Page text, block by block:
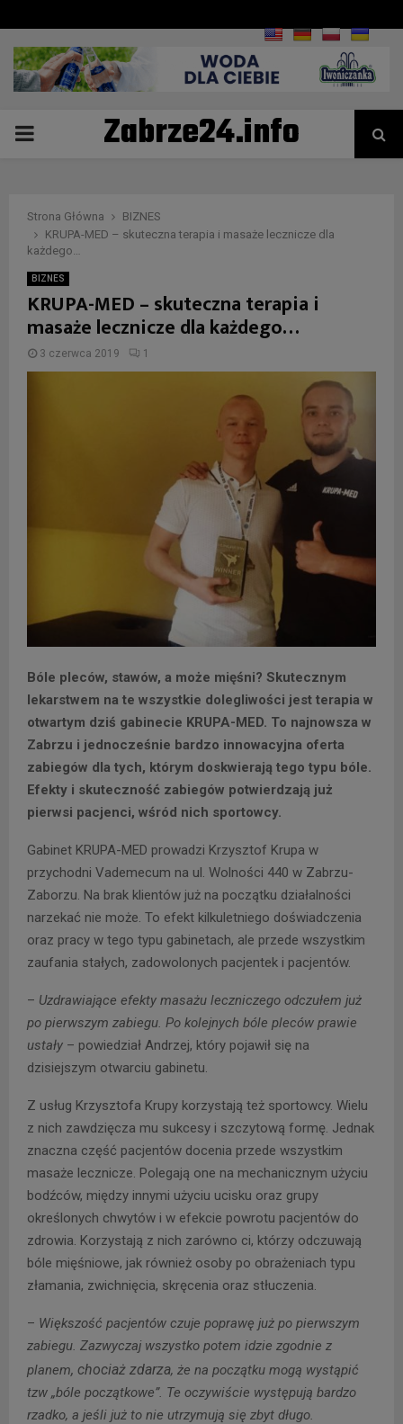
PRIMARYZabrze24.info
Strona Główna
BIZNES
KRUPA-MED – skuteczna terapia i masaże lecznicze dla
każdego…
BIZNES
KRUPA-MED – skuteczna terapia i
masaże lecznicze dla każdego…
3 czerwca 2019 1
Bóle pleców, stawów, a może mięśni? Skutecznym
lekarstwem na te wszystkie dolegliwości jest terapia w
otwartym dziś gabinecie KRUPA-MED. To najnowsza w
Zabrzu i jednocześnie bardzo innowacyjna oferta
zabiegów dla tych, którym doskwierają tego typu bóle.
Efekty i skuteczność zabiegów potwierdzają już
pierwsi pacjenci, wśród nich sportowcy.
Gabinet KRUPA-MED prowadzi Krzysztof Krupa w
przychodni Vademecum na ul. Wolności 440 w Zabrzu-
Zaborzu. Na brak klientów już na początku działalności
narzekać nie może. To efekt kilkuletniego doświadczenia
oraz pracy w tego typu gabinetach, ale przede wszystkim
zaufania stałych, zadowolonych pacjentek i pacjentów.
– Uzdrawiające efekty masażu leczniczego odczułem już
po pierwszym zabiegu. Po kolejnych bóle pleców prawie
ustały – powiedział Andrzej, który pojawił się na
dzisiejszym otwarciu gabinetu.
Z usług Krzysztofa Krupy korzystają też sportowcy. Wielu
z nich zawdzięcza mu sukcesy i szczytową formę. Jednak
znaczna część pacjentów docenia przede wszystkim
masaże lecznicze. Polegają one na mechanicznym użyciu
bodźców, między innymi użyciu ucisku oraz grupy
określonych chwytów i w efekcie powrotu pacjentów do
zdrowia. Korzystają z nich zarówno ci, którzy odczuwają
bóle mięśniowe, jak również osoby po obrażeniach typu
złamania, zwichnięcia, skręcenia oraz stłuczenia.
– Większość pacjentów czuje poprawę już po pierwszym
zabiegu. Zazwyczaj wszystko potem idzie zgodnie z
planem, chociaż zdarza, że na początku mogą wystąpić
tzw „bóle początkowe”. Te oczywiście występują bardzo
rzadko, a jeśli już to nie utrzymują się zbyt długo.